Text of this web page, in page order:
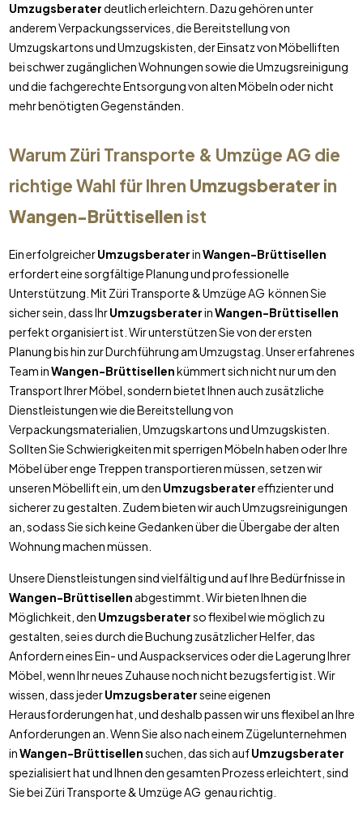
Umzugsberaterdeutlich erleichtern. Dazu gehören unter
anderem Verpackungsservices, die Bereitstellung von
Umzugskartons und Umzugskisten, der Einsatz von Möbelliften
bei schwer zugänglichen Wohnungen sowie die Umzugsreinigung
und die fachgerechte Entsorgung von alten Möbeln oder nicht
mehr benötigten Gegenständen.
Warum Züri Transporte & Umzüge AG die
richtige Wahl für Ihren Umzugsberaterin
Wangen-Brüttisellenist
Ein erfolgreicherUmzugsberaterinWangen-Brüttisellen
erfordert eine sorgfältige Planung und professionelle
Unterstützung. Mit Züri Transporte & Umzüge AG können Sie
sicher sein, dass IhrUmzugsberaterinWangen-Brüttisellen
perfekt organisiert ist. Wir unterstützen Sie von der ersten
Planung bis hin zur Durchführung am Umzugstag. Unser erfahrenes
Team inWangen-Brüttisellenkümmert sich nicht nur um den
Transport Ihrer Möbel, sondern bietet Ihnen auch zusätzliche
Dienstleistungen wie die Bereitstellung von
Verpackungsmaterialien, Umzugskartons und Umzugskisten.
Sollten Sie Schwierigkeiten mit sperrigen Möbeln haben oder Ihre
Möbel über enge Treppen transportieren müssen, setzen wir
unseren Möbellift ein, um den Umzugsberatereffizienter und
sicherer zu gestalten. Zudem bieten wir auch Umzugsreinigungen
an, sodass Sie sich keine Gedanken über die Übergabe der alten
Wohnung machen müssen.
Unsere Dienstleistungen sind vielfältig und auf Ihre Bedürfnisse in
Wangen-Brüttisellen abgestimmt. Wir bieten Ihnen die
Möglichkeit, den Umzugsberaterso flexibel wie möglich zu
gestalten, sei es durch die Buchung zusätzlicher Helfer, das
Anfordern eines Ein- und Auspackservices oder die Lagerung Ihrer
Möbel, wenn Ihr neues Zuhause noch nicht bezugsfertig ist. Wir
wissen, dass jederUmzugsberaterseine eigenen
Herausforderungen hat, und deshalb passen wir uns flexibel an Ihre
Anforderungen an. Wenn Sie also nach einem Zügelunternehmen
inWangen-Brüttisellensuchen, das sich aufUmzugsberater
spezialisiert hat und Ihnen den gesamten Prozess erleichtert, sind
Sie bei Züri Transporte & Umzüge AG genau richtig.